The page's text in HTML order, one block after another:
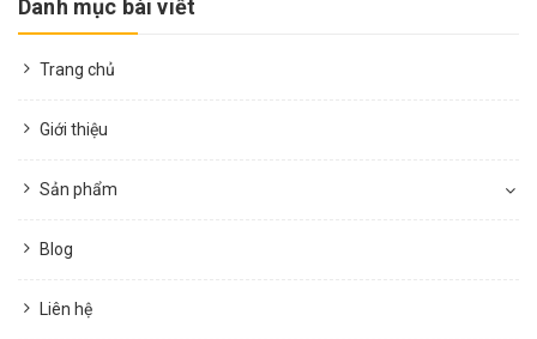
Danh mục bài viết
Trang chủ
Giới thiệu
Sản phẩm
Blog
Liên hệ